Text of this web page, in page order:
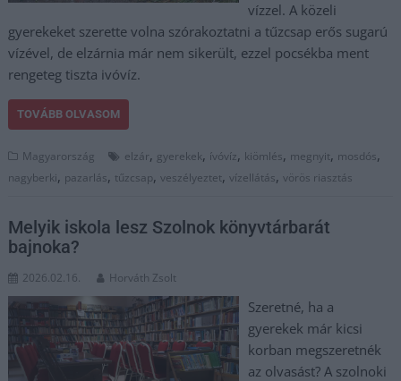
vízzel. A közeli
gyerekeket szerette volna szórakoztatni a tűzcsap erős sugarú
vízével, de elzárnia már nem sikerült, ezzel pocsékba ment
rengeteg tiszta ivóvíz.
TOVÁBB OLVASOM
Magyarország elzár, gyerekek, ívóvíz, kiömlés, megnyit, mosdós,
nagyberki, pazarlás, tűzcsap,veszélyeztet,vízellátás,vörös riasztás
Melyik iskola lesz Szolnok könyvtárbarát
bajnoka?
2026.02.16. Horváth Zsolt
Szeretné, ha a
gyerekek már kicsi
korban megszeretnék
az olvasást? A szolnoki